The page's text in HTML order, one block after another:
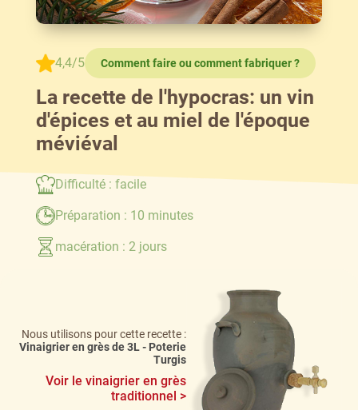
4,4/5 Comment faire ou comment fabriquer ?
La recette de l'hypocras: un vin
d'épices et au miel de l'époque
méviéval
Difficulté : facile
Préparation : 10 minutes
macération : 2 jours
Nous utilisons pour cette recette :
Vinaigrier en grès de 3L - Poterie
Turgis
Voir le vinaigrier en grès
traditionnel >